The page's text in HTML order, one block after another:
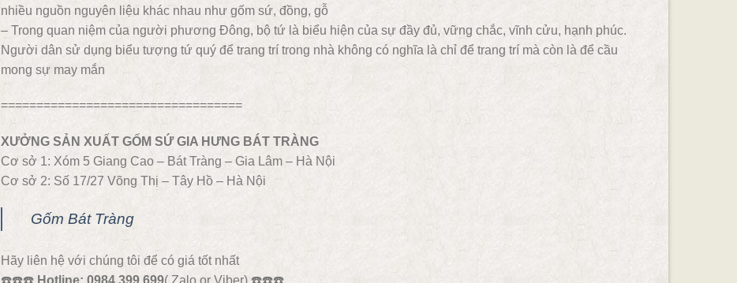
nhiều nguồn nguyên liệu khác nhau như gốm sứ, đồng, gỗ
– Trong quan niệm của người phương Đông, bộ tứ là biểu hiện của sự đầy đủ, vững chắc, vĩnh cửu, hạnh phúc.
Người dân sử dụng biểu tượng tứ quý để trang trí trong nhà không có nghĩa là chỉ để trang trí mà còn là để cầu
mong sự may mắn
==================================
XƯỞNG SẢN XUẤT GỐM SỨ GIA HƯNG BÁT TRÀNG
Cơ sở 1: Xóm 5 Giang Cao – Bát Tràng – Gia Lâm – Hà Nội
Cơ sở 2: Số 17/27 Võng Thị – Tây Hồ – Hà Nội
Gốm Bát Tràng
Hãy liên hệ với chúng tôi để có giá tốt nhất
☎️☎️☎️ Hotline: 0984.399.699( Zalo or Viber) ☎️☎️☎️